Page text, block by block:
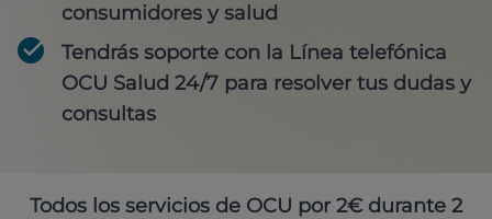
consumidores y salud
Tendrás soporte con la Línea telefónica
OCU Salud 24/7 para resolver tus dudas y
consultas
Todos los servicios de OCU por 2€ durante 2